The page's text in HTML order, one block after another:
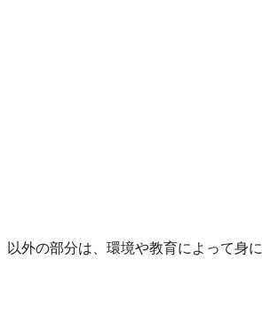
外の部分は、環境や教育によって身に